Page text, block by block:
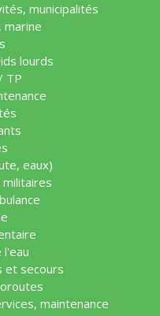
municipalités
marine
lourds
TP
eaux)
l'eau
et secours
maintenance